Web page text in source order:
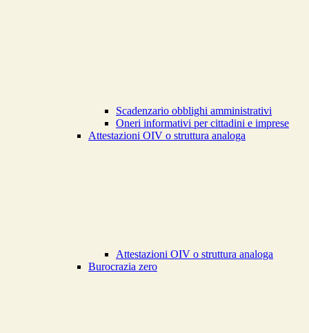
Scadenzario obblighi amministrativi
Oneri informativi per cittadini e imprese
Attestazioni OIV o struttura analoga
Attestazioni OIV o struttura analoga
Burocrazia zero